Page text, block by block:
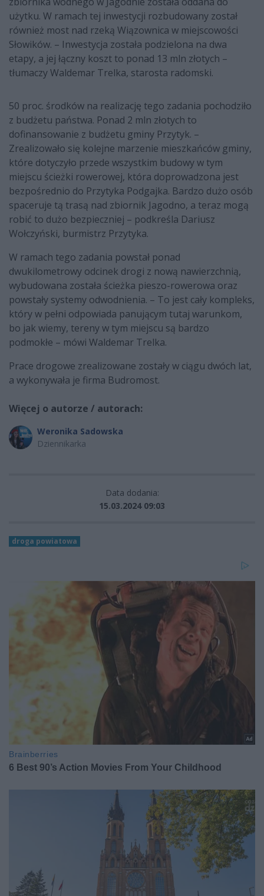
użytku. W ramach tej inwestycji rozbudowany został
również most nad rzeką Wiązownica w miejscowości
Słowików. – Inwestycja została podzielona na dwa
etapy, a jej łączny koszt to ponad 13 mln złotych –
tłumaczy Waldemar Trelka, starosta radomski.
50 proc. środków na realizację tego zadania pochodziło
z budżetu państwa. Ponad 2 mln złotych to
dofinansowanie z budżetu gminy Przytyk. –
Zrealizowało się kolejne marzenie mieszkańców gminy,
które dotyczyło przede wszystkim budowy w tym
miejscu ścieżki rowerowej, która doprowadzona jest
bezpośrednio do Przytyka Podgajka. Bardzo dużo osób
spaceruje tą trasą nad zbiornik Jagodno, a teraz mogą
robić to dużo bezpieczniej – podkreśla Dariusz
Wołczyński, burmistrz Przytyka.
W ramach tego zadania powstał ponad
dwukilometrowy odcinek drogi z nową nawierzchnią,
wybudowana została ścieżka pieszo-rowerowa oraz
powstały systemy odwodnienia. – To jest cały kompleks,
który w pełni odpowiada panującym tutaj warunkom,
bo jak wiemy, tereny w tym miejscu są bardzo
podmokłe – mówi Waldemar Trelka.
Prace drogowe zrealizowane zostały w ciągu dwóch lat,
a wykonywała je firma Budromost.
Więcej o autorze / autorach:
Weronika Sadowska
Dziennikarka
Data dodania:
15.03.2024 09:03
droga powiatowa